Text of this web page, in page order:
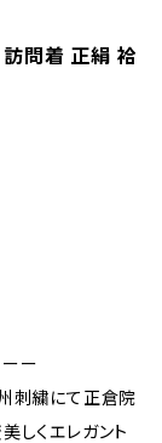
問着 正絹 袷
ー
刺繍にて正倉院
しくエレガント